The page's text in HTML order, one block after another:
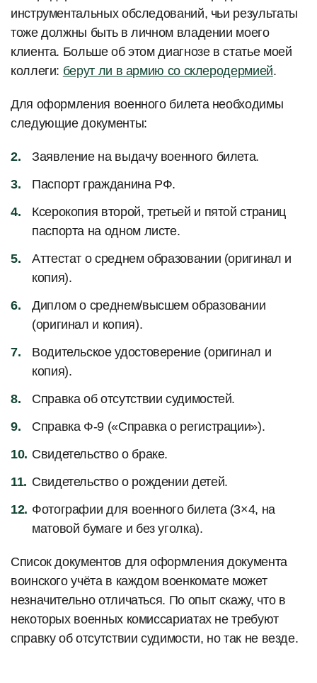
инструментальных обследований, чьи результаты
тоже должны быть в личном владении моего
клиента. Больше об этом диагнозе в статье моей
коллеги: берут ли в армию со склеродермией.
Для оформления военного билета необходимы
следующие документы:
Заявление на выдачу военного билета.
Паспорт гражданина РФ.
Ксерокопия второй, третьей и пятой страниц
паспорта на одном листе.
Аттестат о среднем образовании (оригинал и
копия).
Диплом о среднем/высшем образовании
(оригинал и копия).
Водительское удостоверение (оригинал и
копия).
Справка об отсутствии судимостей.
Справка Ф-9 («Справка о регистрации»).
Свидетельство о браке.
Свидетельство о рождении детей.
Фотографии для военного билета (3×4, на
матовой бумаге и без уголка).
Список документов для оформления документа
воинского учёта в каждом военкомате может
незначительно отличаться. По опыт скажу, что в
некоторых военных комиссариатах не требуют
справку об отсутствии судимости, но так не везде.